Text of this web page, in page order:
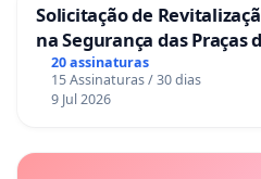
Solicitação de
na Segurança das Praças
Sete Ilhas
20 assinaturas
15 Assinaturas / 30 dias
9 Jul 2026